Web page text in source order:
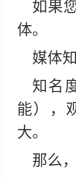
如果
体。
媒体
知名
能），
大。
那么